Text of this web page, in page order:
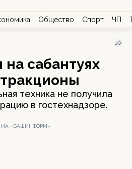
Общество Спорт ЧП
сабантуях
техника не получила
в гостехнадзоре.
ИА «БАШИНФОРМ»